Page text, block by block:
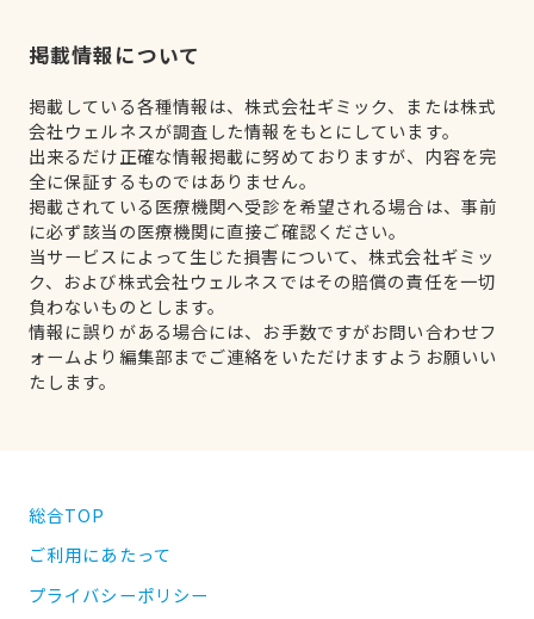
掲載情報について
掲載している各種情報は、株式会社ギミック、または株式
会社ウェルネスが調査した情報をもとにしています。
出来るだけ正確な情報掲載に努めておりますが、内容を完
全に保証するものではありません。
掲載されている医療機関へ受診を希望される場合は、事前
に必ず該当の医療機関に直接ご確認ください。
当サービスによって生じた損害について、株式会社ギミッ
ク、および株式会社ウェルネスではその賠償の責任を一切
負わないものとします。
情報に誤りがある場合には、お手数ですがお問い合わせフ
ォームより編集部までご連絡をいただけますようお願いい
たします。
総合TOP
ご利用にあたって
プライバシーポリシー